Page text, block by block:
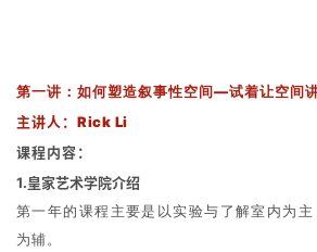
第一讲： 如何塑造叙事性空间—试着让空间
主讲人： Rick Li
课程内容：
1.皇家艺术学院介绍
第一年的课程主要是以实验与了解室内为
为辅。